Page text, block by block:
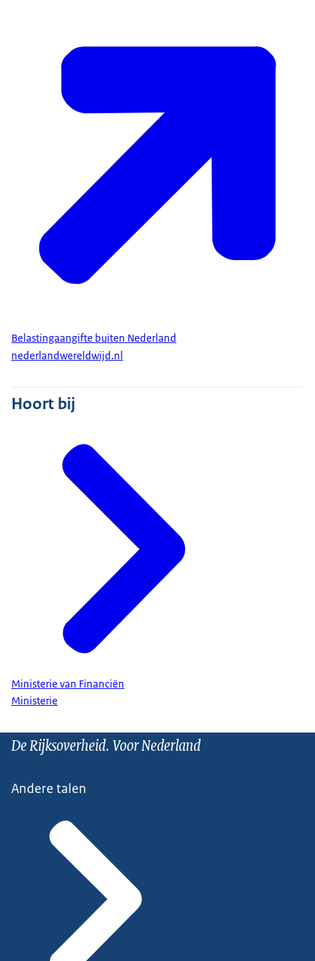
Belastingaangifte buiten Nederland
nederlandwereldwijd.nl
Hoort bij
Ministerie van Financiën
Ministerie
De Rijksoverheid. Voor Nederland
Andere talen